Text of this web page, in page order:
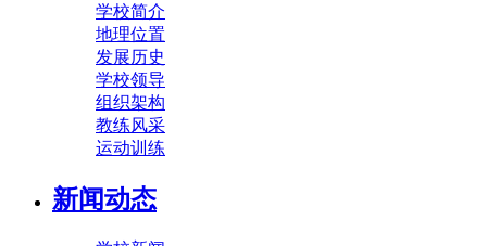
学校简介
地理位置
发展历史
学校领导
组织架构
教练风采
运动训练
新闻动态